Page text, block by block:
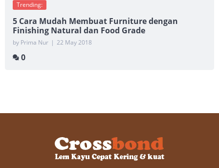
Trending:
5 Cara Mudah Membuat Furniture dengan
Finishing Natural dan Food Grade
by Prima Nur | 22 May 2018
0